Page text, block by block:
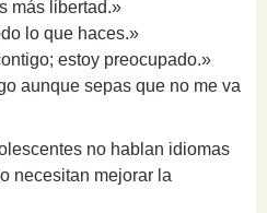
más libertad.»
lo que haces.»
estoy preocupado.»
aunque sepas que no me va
no hablan idiomas
necesitan mejorar la